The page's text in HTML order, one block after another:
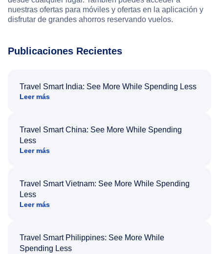
nuestras ofertas para móviles y ofertas en la aplicación y
disfrutar de grandes ahorros reservando vuelos.
Publicaciones Recientes
Travel Smart India: See More While Spending Less
Leer más
Travel Smart China: See More While Spending
Less
Leer más
Travel Smart Vietnam: See More While Spending
Less
Leer más
Travel Smart Philippines: See More While
Spending Less